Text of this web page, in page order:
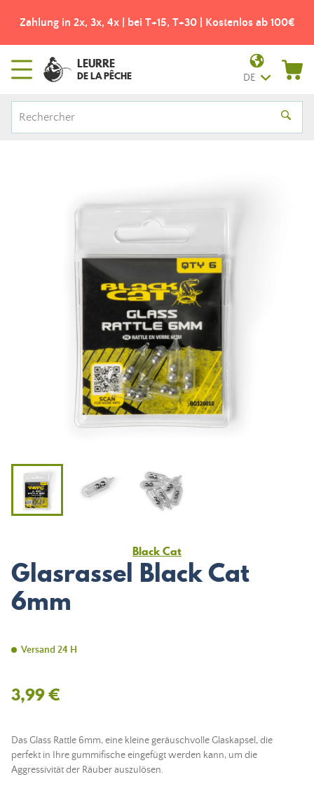
Zahlung in 2x, 3x, 4x | bei T+15, T+30 | Kostenlos ab 100€
LEURRE
DE LA PÊCHE DE
Black Cat
Glasrassel Black Cat
6mm
Versand 24 H
3,99 €
Das Glass Rattle 6mm, eine kleine geräuschvolle Glaskapsel, die
perfekt in Ihre gummifische eingefügt werden kann, um die
Aggressivität der Räuber auszulösen.